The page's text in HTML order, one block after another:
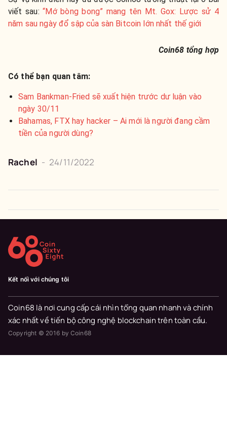
viết sau:“Mớ bòng bong” mang tên Mt. Gox: Lược sử 4
năm sau ngày đổ sập của sàn Bitcoin lớn nhất thế giới
Coin68 tổng hợp
Có thể bạn quan tâm:
Sam Bankman-Fried sẽ xuất hiện trước dư luận vào
ngày 30/11
Bahamas, FTX hay hacker – Ai mới là người đang cầm
tiền của người dùng?
Rachel - 24/11/2022
Kết nối với chúng tôi
Coin68 là nơi cung cấp cái nhìn tổng quan nhanh và chính
xác nhất về tiến bộ công nghệ blockchain trên toàn cầu.
Copyright © 2016 by Coin68